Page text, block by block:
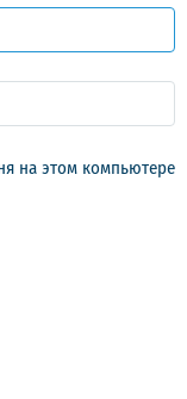
на этом компьютере